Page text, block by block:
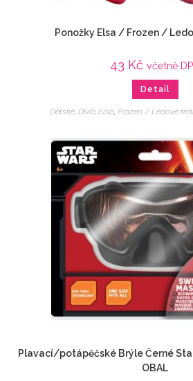
Ponožky Elsa / Frozen /
43 Kč včetně
Detail
Dětské, Dívčí, Elsa, Frozen / Ledové
Plavací/potápěčské Brýle Černé Star
OBAL